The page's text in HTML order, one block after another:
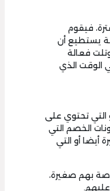
فيقوم
يستطيع أن
فعالة
الوقت الذي
التي تحتوي على
الخصم التي
أو التي
بهم صغيرة،